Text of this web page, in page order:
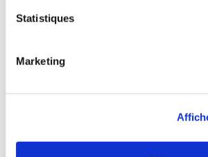
Statistiques
Marketing
Affections
La prise en charge dans l’orientation
urinaire et les problèmes de lithiase. 9